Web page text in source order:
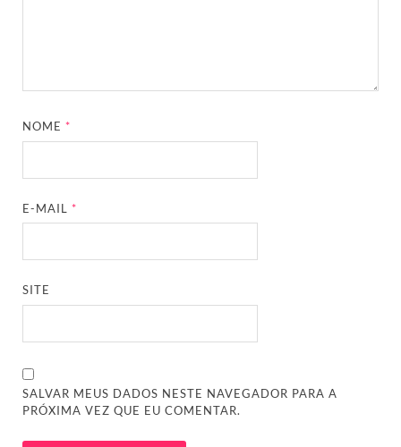
NOME*
E-MAIL*
SITE
SALVAR MEUS DADOS NESTE NAVEGADOR PARA A
PRÓXIMA VEZ QUE EU COMENTAR.